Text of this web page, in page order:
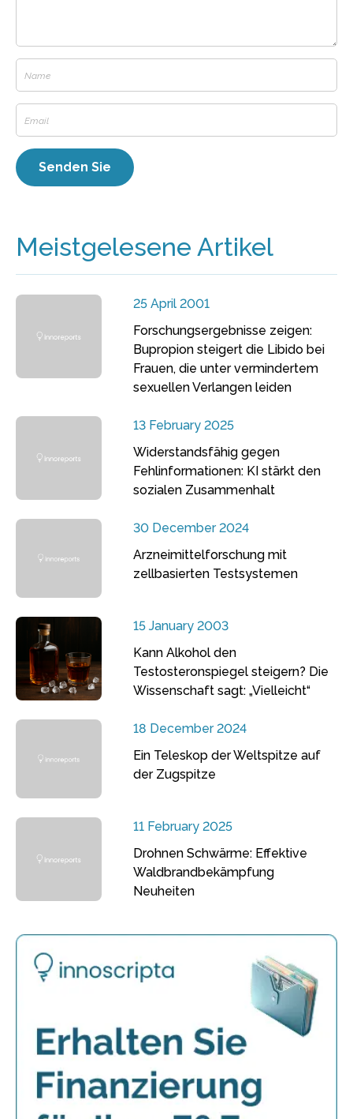
Meistgelesene Artikel
25 April 2001
Forschungsergebnisse zeigen:
Bupropion steigert die Libido bei
Frauen, die unter vermindertem
sexuellen Verlangen leiden
13 February 2025
Widerstandsfähig gegen
Fehlinformationen: KI stärkt den
sozialen Zusammenhalt
30 December 2024
Arzneimittelforschung mit
zellbasierten Testsystemen
15 January 2003
Kann Alkohol den
Testosteronspiegel steigern? Die
Wissenschaft sagt: „Vielleicht“
18 December 2024
Ein Teleskop der Weltspitze auf
der Zugspitze
11 February 2025
Drohnen Schwärme: Effektive
Waldbrandbekämpfung
Neuheiten